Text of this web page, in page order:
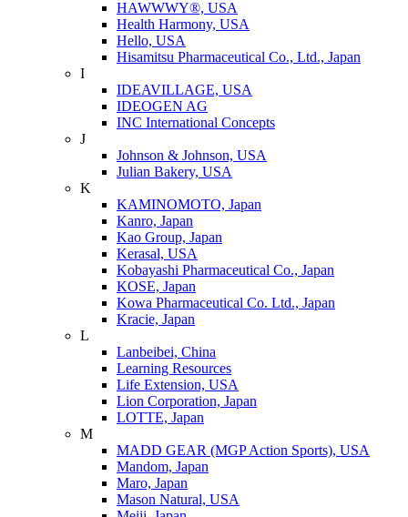
HAWWWY®, USA
Health Harmony, USA
Hello, USA
Hisamitsu Pharmaceutical Co., Ltd., Japan
I
IDEAVILLAGE, USA
IDEOGEN AG
INC International Concepts
J
Johnson & Johnson, USA
Julian Bakery, USA
K
KAMINOMOTO, Japan
Kanro, Japan
Kao Group, Japan
Kerasal, USA
Kobayashi Pharmaceutical Co., Japan
KOSE, Japan
Kowa Pharmaceutical Co. Ltd., Japan
Kracie, Japan
L
Lanbeibei, China
Learning Resources
Life Extension, USA
Lion Corporation, Japan
LOTTE, Japan
M
MADD GEAR (MGP Action Sports), USA
Mandom, Japan
Maro, Japan
Mason Natural, USA